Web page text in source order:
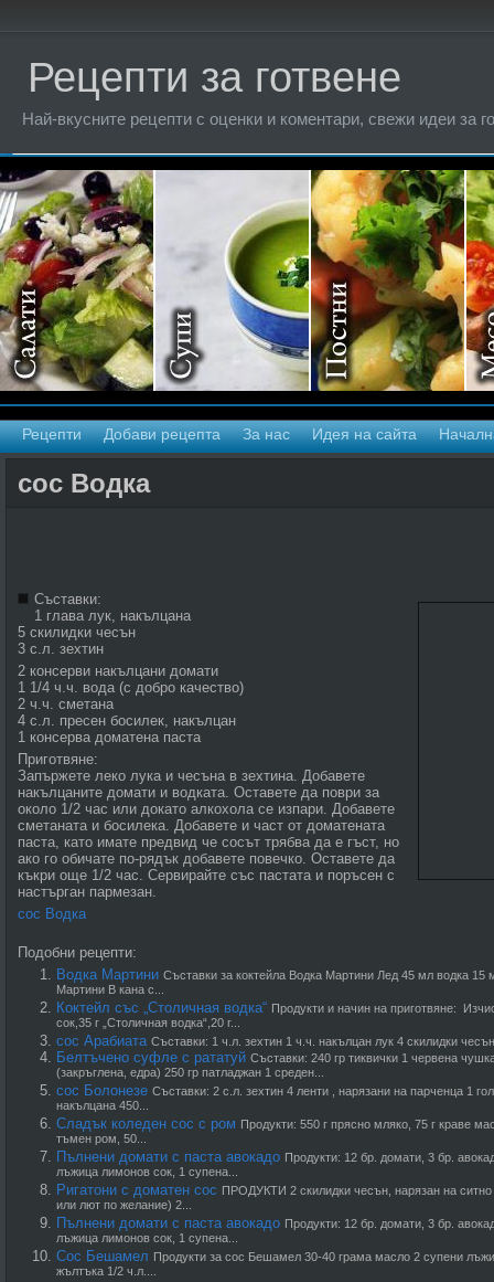
Рецепти за готвене
Най-вкусните рецепти с оценки и коментари, свежи идеи за
Рецепти Добави рецепта За нас Идея на сайта
сос Водка
Съставки:
1 глава лук, накълцана
5 скилидки чесън
3 с.л. зехтин
2 консерви накълцани домати
1 1/4 ч.ч. вода (с добро качество)
2 ч.ч. сметана
4 с.л. пресен босилек, накълцан
1 консерва доматена паста
Приготвяне:
Запържете леко лука и чесъна в зехтина. Добавете
накълцаните домати и водката. Оставете да поври за
около 1/2 час или докато алкохола се изпари. Добавете
сметаната и босилека. Добавете и част от доматената
паста, като имате предвид че сосът трябва да е гъст, но
ако го обичате по-рядък добавете повечко. Оставете да
къкри още 1/2 час. Сервирайте със пастата и поръсен с
настърган пармезан.
сос Водка
Подобни рецепти:
Водка Мартини Съставки за коктейла Водка Мартини Лед 45 мл водка 15
Мартини В кана с...
Коктейл със „Столичная водка“ Продукти и начин на приготвяне:
сок,35 г „Столичная водка“,20 г...
сос Арабиата Съставки: 1 ч.л. зехтин 1 ч.ч. накълцан лук 4 скилидки
Белтъчено суфле с рататуй Съставки: 240 гр тиквички 1 червена
(закръглена, едра) 250 гр патладжан 1 среден...
сос Болонезе Съставки: 2 с.л. зехтин 4 ленти , нарязани на парченца 1
накълцана 450...
Сладък коледен сос с ром Продукти: 550 г прясно мляко, 75 г краве
тъмен ром, 50...
Пълнени домати с паста авокадо Продукти: 12 бр. домати, 3 бр.
лъжица лимонов сок, 1 супена...
Ригатони с доматен сос ПРОДУКТИ 2 скилидки чесън, нарязан на
или лют по желание) 2...
Пълнени домати с паста авокадо Продукти: 12 бр. домати, 3 бр.
лъжица лимонов сок, 1 супена...
Сос Бешамел Продукти за сос Бешамел 30-40 грама масло 2 супени
жълтъка 1/2 ч.л....